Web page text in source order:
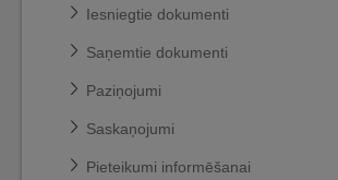
Iesniegtie dokumenti
Saņemtie dokumenti
Paziņojumi
Saskaņojumi
Pieteikumi informēšanai